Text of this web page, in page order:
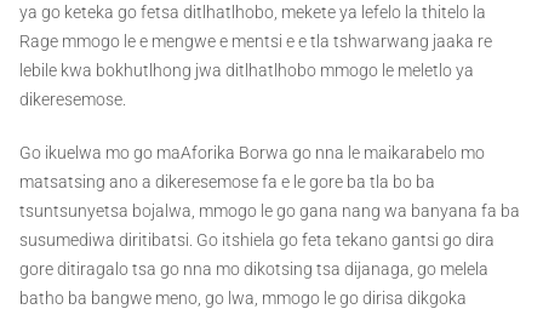
ya go keteka go fetsa ditlhatlhobo, mekete ya lefelo la thitelo la
Rage mmogo le e mengwe e mentsi e e tla tshwarwang jaaka re
lebile kwa bokhutlhong jwa ditlhatlhobo mmogo le meletlo ya
dikeresemose.
Go ikuelwa mo go maAforika Borwa go nna le maikarabelo mo
matsatsing ano a dikeresemose fa e le gore ba tla bo ba
tsuntsunyetsa bojalwa, mmogo le go gana nang wa banyana fa ba
susumediwa diritibatsi. Go itshiela go feta tekano gantsi go dira
gore ditiragalo tsa go nna mo dikotsing tsa dijanaga, go melela
batho ba bangwe meno, go lwa, mmogo le go dirisa dikgoka